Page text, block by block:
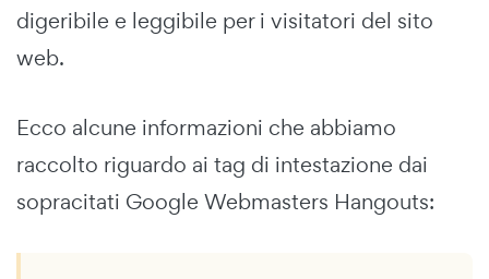
digeribile e leggibile per i visitatori del sito
web.
Ecco alcune informazioni che abbiamo
raccolto riguardo ai tag di intestazione dai
sopracitati Google Webmasters Hangouts: